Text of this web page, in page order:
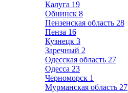
Калуга 19
Обнинск 8
Пензенская область 28
Пенза 16
Кузнецк 3
Заречный 2
Одесская область 27
Одесса 23
Черноморск 1
Мурманская область 27